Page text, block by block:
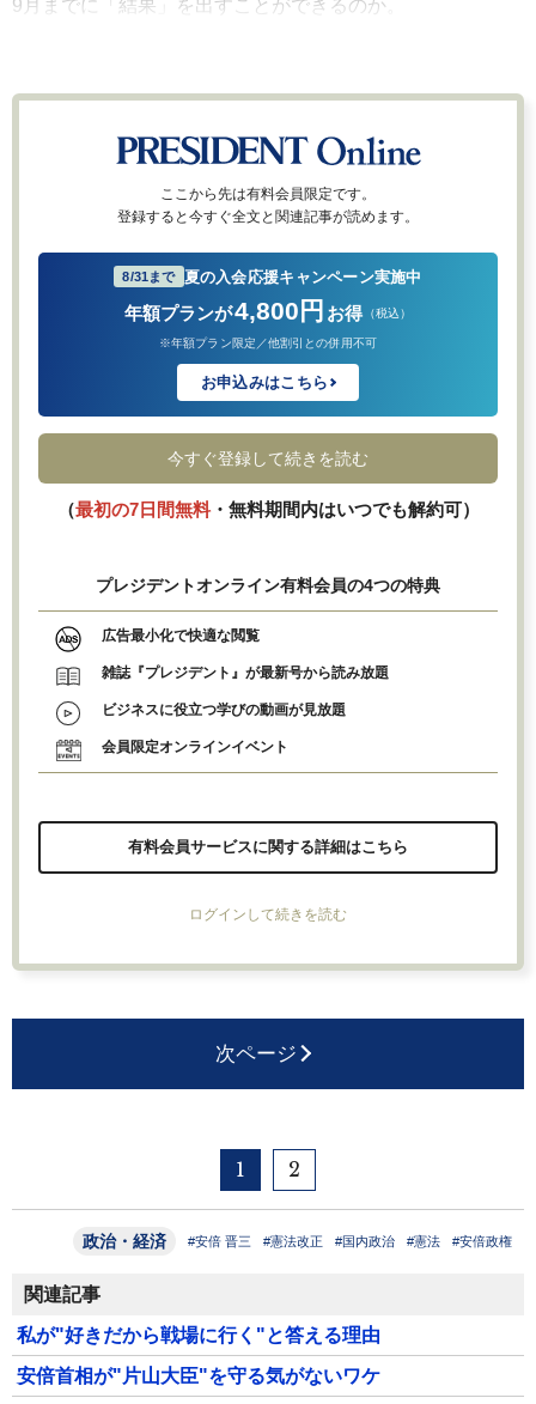
9月までに「結果」を出すことができるのか。
ここから先は有料会員限定です。
登録すると今すぐ全文と関連記事が読めます。
8/31まで 夏の入会応援キャンペーン実施中
年額プランが4,800円 お得 （税込）
※年額プラン限定／他割引との併用不可
お申込みはこちら
今すぐ登録して続きを読む
（最初の7日間無料・無料期間内はいつでも解約可）
プレジデントオンライン有料会員の4つの特典
広告最小化で快適な閲覧
雑誌『プレジデント』が最新号から読み放題
ビジネスに役立つ学びの動画が見放題
会員限定オンラインイベント
有料会員サービスに関する詳細はこちら
ログインして続きを読む
次ページ
1 2
政治・経済 #安倍 晋三 #憲法改正 #国内政治 #憲法 #安倍政権
関連記事
私が"好きだから戦場に行く"と答える理由
安倍首相が"片山大臣"を守る気がないワケ